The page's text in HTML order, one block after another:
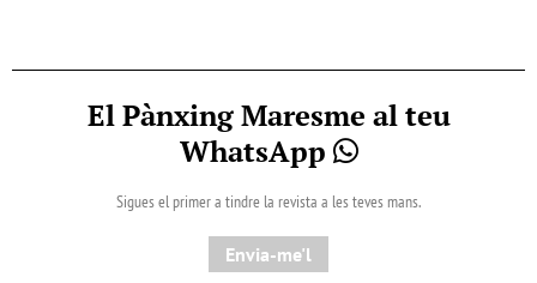
El Pànxing Maresme al teu
WhatsApp
Sigues el primer a tindre la revista a les teves mans.
Envia-me'l